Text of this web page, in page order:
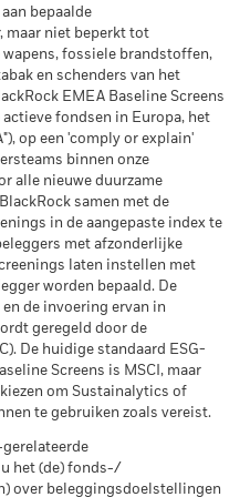
op de prestaties in het
resultaten vormen geen
resultaten. Markten
anders ontwikkelen. Het kan
fonds in het verleden
op basis van de netto-
de bruto-inkomsten, indien
Het rendement van uw
gevolg van
wordt gedaan in een
de berekening van de
Blackrock
bedraagt 30%.
www.fundinfo.com
. Gelieve
op te nemen met
49 00, of een e-mail te
Voor uw veiligheid worden
opgenomen.U kunt ook
Mediation Service. Meer
.
u zou kunnen terugkrijgen in
Bond EUR
118,33
64,62
Fund Ratings per
51,74%
inzake betrokkenheid van
weergegeven voor
en gerapporteerd
van hun inkomsten
zoals bepaald door MSCI
of oliezand (met een
bepaald door MSCI ESG
ketelkool 0,35% en voor
bepaalde
maar niet beperkt tot
fossiele brandstoffen,
en schenders van het
EMEA Baseline Screens
fondsen in Europa, het
op een 'comply or explain'
binnen onze
alle nieuwe duurzame
samen met de
in de aangepaste index te
met afzonderlijke
laten instellen met
worden bepaald. De
de invoering ervan in
geregeld door de
De huidige standaard ESG-
Screens is MSCI, maar
om Sustainalytics of
te gebruiken zoals vereist.
het (de) fonds-/
over beleggingsdoelstellingen